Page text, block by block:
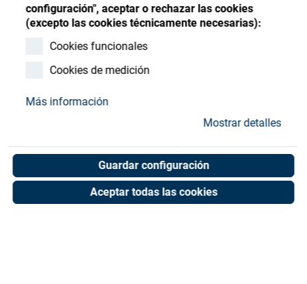
configuración", aceptar o rechazar las cookies
(excepto las cookies técnicamente necesarias):
Cookies funcionales
Cookies de medición
Más información
Mostrar detalles
Guardar configuración
Aceptar todas las cookies